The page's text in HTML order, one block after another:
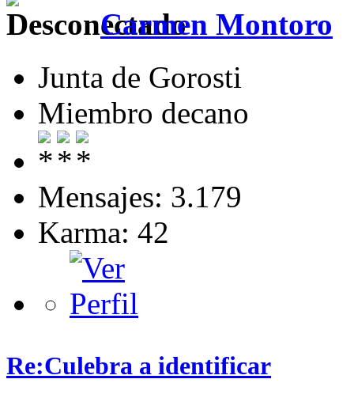
Carmen Montoro
Junta de Gorosti
Miembro decano
Mensajes: 3.179
Karma: 42
Re:Culebra a identificar